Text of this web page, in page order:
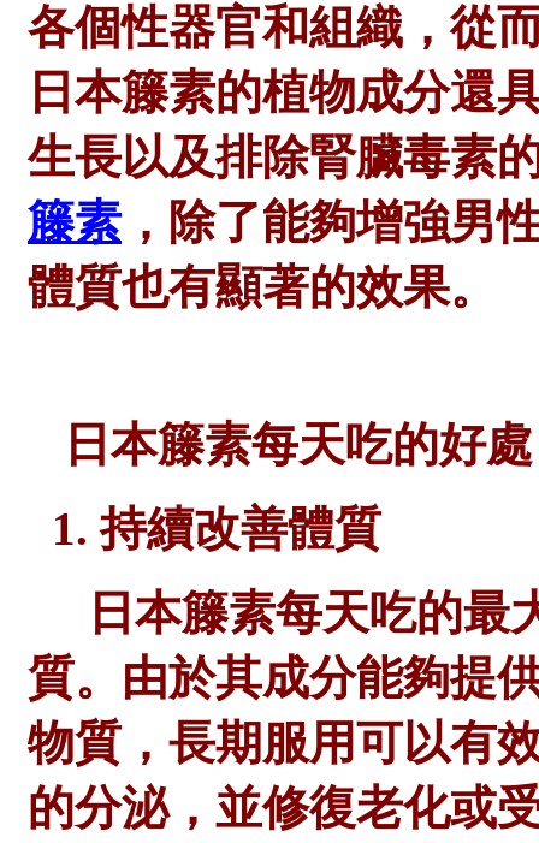
各個性器官和組織，從
日本籐素的植物成分還
生長以及排除腎臟毒素
籐素，除了能夠增強男
體質也有顯著的效果。
日本籐素每天吃的好處
1. 持續改善體質
日本籐素每天吃的最
質。由於其成分能夠提
物質，長期服用可以有
的分泌，並修復老化或